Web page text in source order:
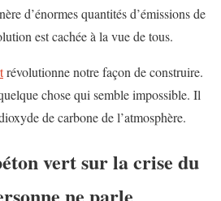
d’énormes quantités d’émissions de
est cachée à la vue de tous.
révolutionne notre façon de construire.
chose qui semble impossible. Il
de carbone de l’atmosphère.
vert sur la crise du